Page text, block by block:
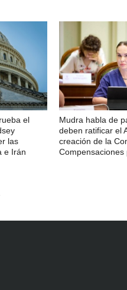
el
las
e Irán
Mudra habla de
deben ratificar el
creación de la
Compensaciones